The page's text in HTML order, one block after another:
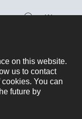
Référence
M12-A
femelle coudé,